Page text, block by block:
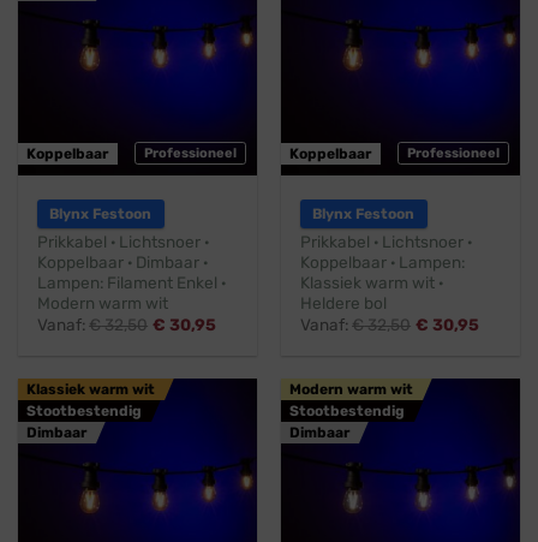
Professioneel
Koppelbaar
Blynx Festoon
Prikkabel · Lichtsnoer ·
Koppelbaar · Dimbaar ·
Lampen: Filament Enkel ·
Modern warm wit
Vanaf:€32,50 € 30,95
Professioneel
Koppelbaar
Blynx Festoon
Prikkabel · Lichtsnoer ·
Koppelbaar · Lampen:
Klassiek warm wit ·
Heldere bol
Vanaf:€32,50 € 30,95
Klassiek warm wit
Stootbestendig
Dimbaar
Modern warm wit
Stootbestendig
Dimbaar